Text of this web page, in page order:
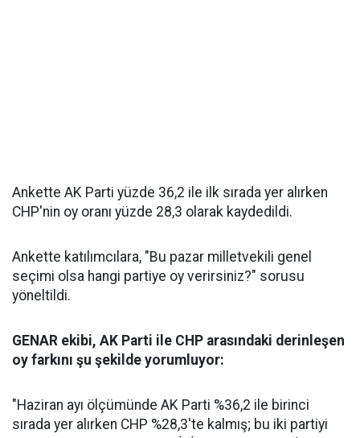
Ankette AK Parti yüzde 36,2 ile ilk sırada yer alırken
CHP'nin oy oranı yüzde 28,3 olarak kaydedildi.
Ankette katılımcılara, "Bu pazar milletvekili genel
seçimi olsa hangi partiye oy verirsiniz?" sorusu
yöneltildi.
GENAR ekibi, AK Parti ile CHP arasındaki derinleşen
oy farkını şu şekilde yorumluyor:
"Haziran ayı ölçümünde AK Parti %36,2 ile birinci
sırada yer alırken CHP %28,3'te kalmış; bu iki partiyi